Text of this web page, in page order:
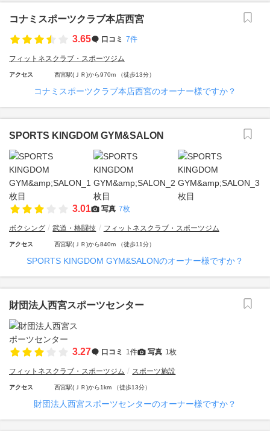
コナミスポーツクラブ本店西宮
3.65
口コミ 7件
フィットネスクラブ・スポーツジム
アクセス 西宮駅(ＪＲ)から970m （徒歩13分）
コナミスポーツクラブ本店西宮のオーナー様ですか？
SPORTS KINGDOM GYM&SALON
3.01 写真 7枚
ボクシング 武道・格闘技 フィットネスクラブ・スポーツジム
アクセス 西宮駅(ＪＲ)から840m （徒歩11分）
SPORTS KINGDOM GYM&SALONのオーナー様ですか？
財団法人西宮スポーツセンター
3.27 口コミ 1件 写真 1枚
フィットネスクラブ・スポーツジム スポーツ施設
アクセス 西宮駅(ＪＲ)から1km （徒歩13分）
財団法人西宮スポーツセンターのオーナー様ですか？